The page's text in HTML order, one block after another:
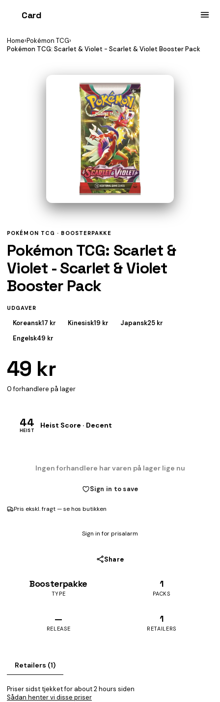
Card
Home›Pokémon TCG›
Pokémon TCG: Scarlet & Violet - Scarlet & Violet Booster Pack
POKÉMON TCG · BOOSTERPAKKE
Pokémon TCG: Scarlet &
Violet - Scarlet & Violet
Booster Pack
UDGAVER
Koreansk17 kr Kinesisk19 kr Japansk25 kr
Engelsk49 kr
49 kr
0 forhandlere på lager
44
HEIST
Heist Score · Decent
Ingen forhandlere har varen på lager lige nu
Sign in to save
Pris ekskl. fragt — se hos butikken
Sign in for prisalarm
Share
Boosterpakke
TYPE
1
PACKS
—
RELEASE
1
RETAILERS
Retailers (1)
Priser sidst tjekket for about 2 hours siden
Sådan henter vi disse priser